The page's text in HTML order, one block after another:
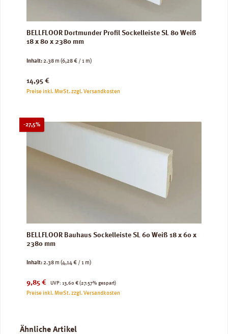
BELLFLOOR Dortmunder Profil Sockelleiste SL 80 Weiß
18 x 80 x 2380 mm
Inhalt:2.38 m (6,28 € / 1 m)
Regulärer Preis:
14,95 €
Preise inkl. MwSt. zzgl. Versandkosten
-27,5%Rabatt
BELLFLOOR Bauhaus Sockelleiste SL 60 Weiß 18 x 60 x
2380 mm
Inhalt:2.38 m (4,14 € / 1 m)
Verkaufspreis:
9,85 € UVP:
Regulärer Preis:
13,60 € (27.57% gespart)
Preise inkl. MwSt. zzgl. Versandkosten
Produktgalerie überspringen
Ähnliche Artikel